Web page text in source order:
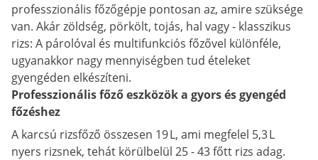
professzionális főzőgépje pontosan az, amire szüksége
van. Akár zöldség, pörkölt, tojás, hal vagy - klasszikus
rizs: A párolóval és multifunkciós főzővel különféle,
ugyanakkor nagy mennyiségben tud ételeket
gyengéden elkészíteni.
Professzionális főző eszközök a gyors és gyengéd
főzéshez
A karcsú rizsfőző összesen 19 L, ami megfelel 5,3 L
nyers rizsnek, tehát körülbelül 25 - 43 főtt rizs adag.